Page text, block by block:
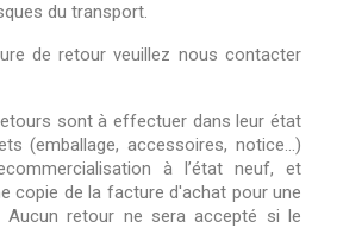
du transport.
de retour veuillez nous contacter
sont à effectuer dans leur état
(emballage, accessoires, notice...)
à l’état neuf, et
copie de la facture d'achat pour une
Aucun retour ne sera accepté si le